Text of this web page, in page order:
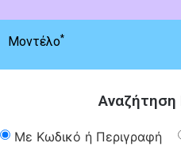
Μοντέλο*
Αναζήτηση
Με Κωδικό ή Περιγραφή